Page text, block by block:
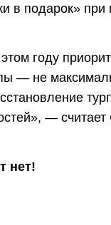
в подарок»
году
— не
— считает
нет!